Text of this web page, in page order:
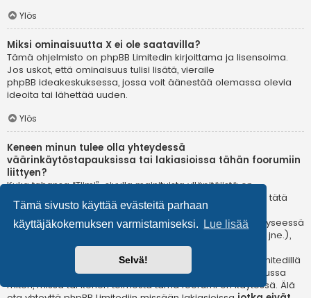
Tämä sivusto käyttää evästeitä parhaan
käyttäjäkokemuksen varmistamiseksi.
Lue lisää
Selvä!
Ylös
Miksi ominaisuutta X ei ole saatavilla?
Tämä ohjelmisto on phpBB Limitedin kirjoittama ja lisensoima.
Jos uskot, että ominaisuus tulisi lisätä, vieraile
phpBB ideakeskuksessa, jossa voit äänestää olemassa olevia
ideoita tai lähettää uuden.
Ylös
Keneen minun tulee olla yhteydessä
väärinkäytöstapauksissa tai lakiasioissa tähän foorumiin
liittyen?
Kuka tahansa “Tiimi”-sivulla mainituista ylläpitäjistä on
todennäköisesti sopiva yhteyshenkilö valituksillesi. Jos et tätä
kautta saa vastausta, sinun kannattaa ottaa yhteyttä
verkkotunnuksen omistajaan (teewhois-kysely ) tai jos kyseessä
on ilmaispalvelussa oleva (esim. Yahoo!, free.fr, f2s.com, jne.),
ota yhteyttä ylläpitoon tai väärinkäytöksistä vastaavaan
osastoon kyseisessä palvelussa. Huomaa, että phpBB Limitedillä
ei ole lainkaan toimivaltaaja sitä ei voida pitää vastuussa
miten, missä tai kenen toimesta tämä foorumi on käytössä. Älä